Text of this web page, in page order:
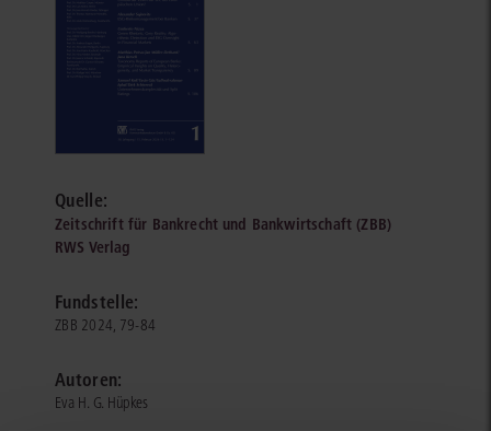
Quelle:
Zeitschrift für Bankrecht und Bankwirtschaft (ZBB)
RWS Verlag
Fundstelle:
ZBB 2024, 79-84
Autoren:
Eva H. G. Hüpkes